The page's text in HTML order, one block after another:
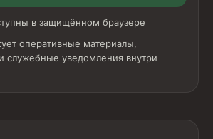
в защищённом браузере
оперативные материалы,
служебные уведомления внутри